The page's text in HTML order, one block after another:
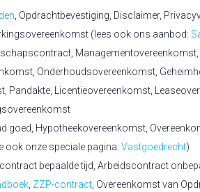
, Opdrachtbevestiging, Disclaimer,
(lees ook ons aanbod:
Onderhoudsovereenkomst,
Pandakte, Licentieovereenkomst,
goed, Hypotheekovereenkomst,
ook onze speciale pagina: Vastgoedrecht)
bepaalde tijd, Arbeidscontract
ZZP-contract , Overeenkomst van